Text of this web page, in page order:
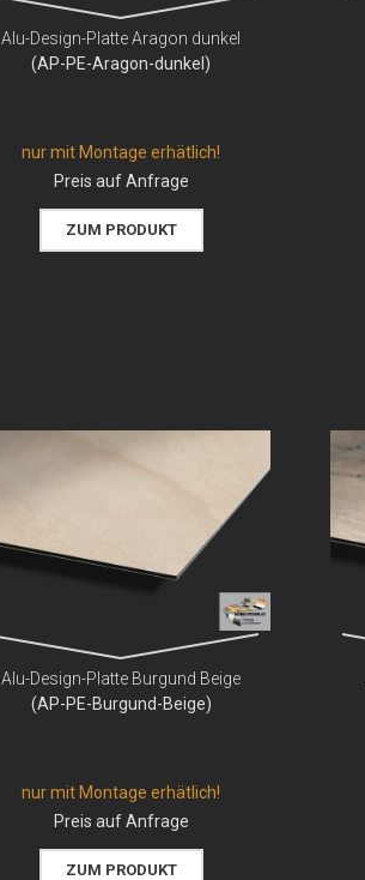
Alu-Design-Platte Aragon dunkel
(AP-PE-Aragon-dunkel)
nur mit Montage erhätlich!
Preis auf Anfrage
ZUM PRODUKT
Alu-Design-Platte Burgund Beige
(AP-PE-Burgund-Beige)
nur mit Montage erhätlich!
Preis auf Anfrage
ZUM PRODUKT